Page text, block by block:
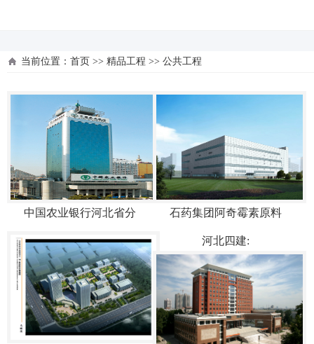
当前位置： 首页 >> 精品工程 >> 公共工程
中国农业银行河北省分 石药集团阿奇霉素原料
河北四建: